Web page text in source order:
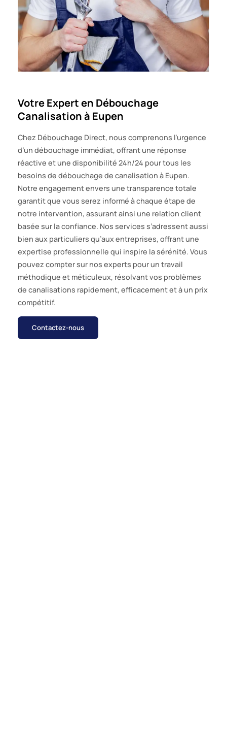
Votre Expert en Débouchage
Canalisation à Eupen
Chez Débouchage Direct, nous comprenons l’urgence
d’un débouchage immédiat, offrant une réponse
réactive et une disponibilité 24h/24 pour tous les
besoins de débouchage de canalisation à Eupen.
Notre engagement envers une transparence totale
garantit que vous serez informé à chaque étape de
notre intervention, assurant ainsi une relation client
basée sur la confiance. Nos services s’adressent aussi
bien aux particuliers qu’aux entreprises, offrant une
expertise professionnelle qui inspire la sérénité. Vous
pouvez compter sur nos experts pour un travail
méthodique et méticuleux, résolvant vos problèmes
de canalisations rapidement, efficacement et à un prix
compétitif.
Contactez-nous